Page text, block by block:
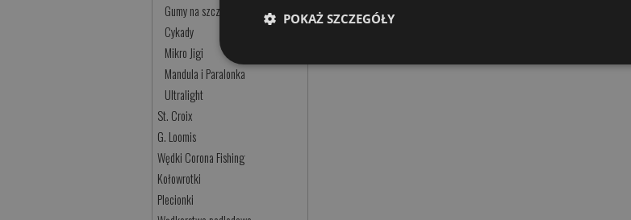
Gumy na szczupaka
Cykady
Mikro Jigi
Mandula i Paralonka
Ultralight
St. Croix
G. Loomis
Wędki Corona Fishing
Kołowrotki
Plecionki
POKAŻ SZCZEGÓŁY